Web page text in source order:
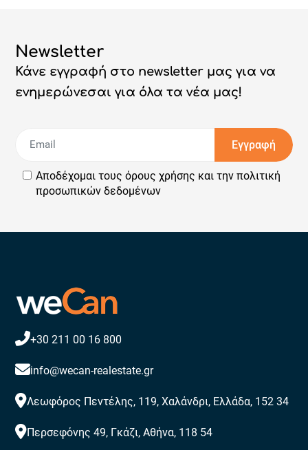
Newsletter
Κάνε εγγραφή στο newsletter μας για να
ενημερώνεσαι για όλα τα νέα μας!
Εγγραφή
Αποδέχομαι τουςόρους χρήσης και τηνπολιτική
προσωπικών δεδομένων
+30 211 00 16 800
info@wecan-realestate.gr
Λεωφόρος Πεντέλης, 119, Χαλάνδρι, Ελλάδα, 152 34
Περσεφόνης 49, Γκάζι, Αθήνα, 118 54